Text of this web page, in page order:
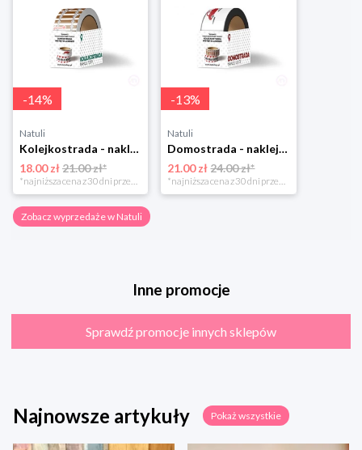
-14%
Natuli
Kolejkostrada - naklejaj tory Zuzutoys
18.00 zł21.00 zł*
*najniższa cena z 30 dni przed obniżką
-13%
Natuli
Domostrada - naklejaj ulice Zuzutoys
21.00 zł 24.00 zł*
*najniższa cena z 30 dni przed obniżką
Zobacz wyprzedaże w Natuli
Inne promocje
Sprawdź promocje innych sklepów
Najnowsze artykuły Pokaż wszystkie